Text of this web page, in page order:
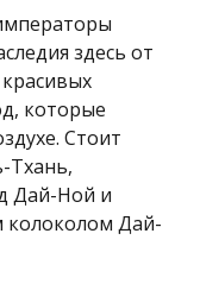
здесь от
которые
Стоит
Тхань,
Дай-Ной и
колоколом Дай-